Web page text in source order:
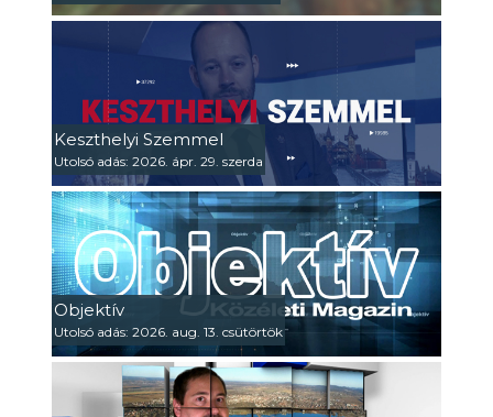
Keszthelyi Szemmel
Utolsó adás: 2026. ápr. 29. szerda
Objektív
Utolsó adás: 2026. aug. 13. csütörtök